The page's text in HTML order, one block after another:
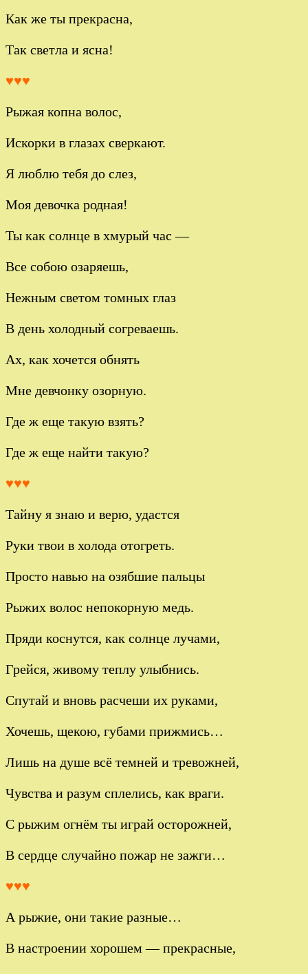
Как же ты прекрасна,
Так светла и ясна!
♥♥♥
Рыжая копна волос,
Искорки в глазах сверкают.
Я люблю тебя до слез,
Моя девочка родная!
Ты как солнце в хмурый час —
Все собою озаряешь,
Нежным светом томных глаз
В день холодный согреваешь.
Ах, как хочется обнять
Мне девчонку озорную.
Где ж еще такую взять?
Где ж еще найти такую?
♥♥♥
Тайну я знаю и верю, удастся
Руки твои в холода отогреть.
Просто навью на озябшие пальцы
Рыжих волос непокорную медь.
Пряди коснутся, как солнце лучами,
Грейся, живому теплу улыбнись.
Спутай и вновь расчеши их руками,
Хочешь, щекою, губами прижмись…
Лишь на душе всё темней и тревожней,
Чувства и разум сплелись, как враги.
С рыжим огнём ты играй осторожней,
В сердце случайно пожар не зажги…
♥♥♥
А рыжие, они такие разные…
В настроении хорошем — прекрасные,